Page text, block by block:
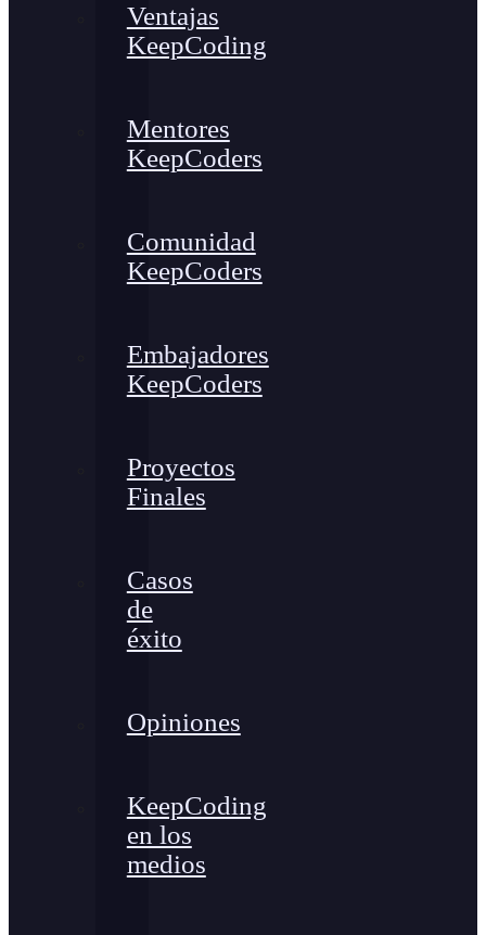
Ventajas
KeepCoding
Mentores
KeepCoders
Comunidad
KeepCoders
Embajadores
KeepCoders
Proyectos
Finales
Casos
de
éxito
Opiniones
KeepCoding
en los
medios